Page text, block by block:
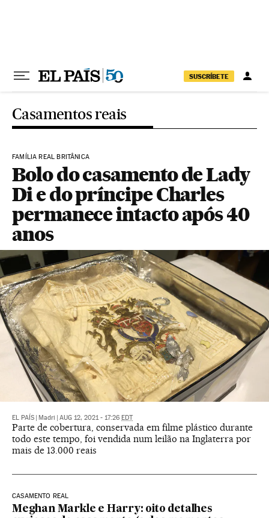
SUSCRÍBETE
Casamentos reais
FAMÍLIA REAL BRITÂNICA
Bolo do casamento de Lady
Di e do príncipe Charles
permanece intacto após 40
anos
EL PAÍS Madri AUG 12, 2021 - 17:26 EDT
Parte de cobertura, conservada em filme plástico durante
todo este tempo, foi vendida num leilão na Inglaterra por
mais de 13.000 reais
CASAMENTO REAL
Meghan Markle e Harry: oito detalhes